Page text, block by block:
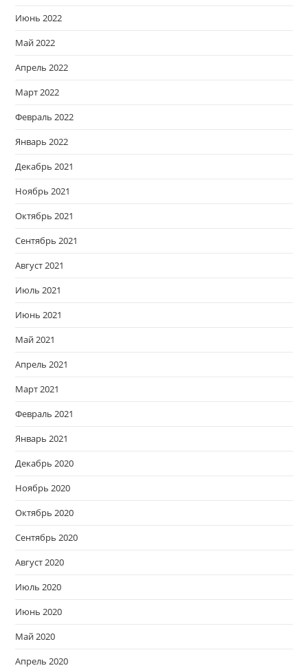
Июнь 2022
Май 2022
Апрель 2022
Март 2022
Февраль 2022
Январь 2022
Декабрь 2021
Ноябрь 2021
Октябрь 2021
Сентябрь 2021
Август 2021
Июль 2021
Июнь 2021
Май 2021
Апрель 2021
Март 2021
Февраль 2021
Январь 2021
Декабрь 2020
Ноябрь 2020
Октябрь 2020
Сентябрь 2020
Август 2020
Июль 2020
Июнь 2020
Май 2020
Апрель 2020